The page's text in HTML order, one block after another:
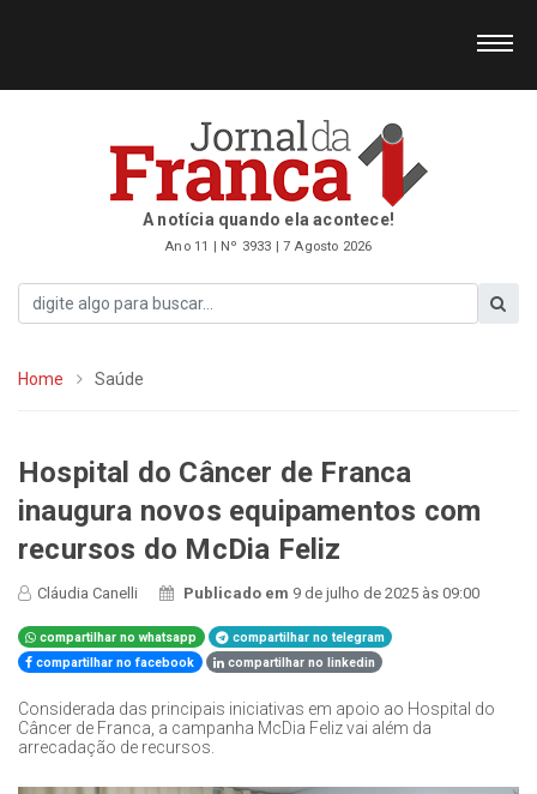
A notícia quando ela acontece!
Ano 11 | Nº 3933 | 7 Agosto 2026
Home Saúde
Hospital do Câncer de Franca
inaugura novos equipamentos com
recursos do McDia Feliz
Cláudia Canelli Publicado em 9 de julho de 2025 às 09:00
compartilhar no whatsapp
compartilhar no telegram
compartilhar no facebook
compartilhar no linkedin
Considerada das principais iniciativas em apoio ao Hospital do
Câncer de Franca, a campanha McDia Feliz vai além da
arrecadação de recursos.